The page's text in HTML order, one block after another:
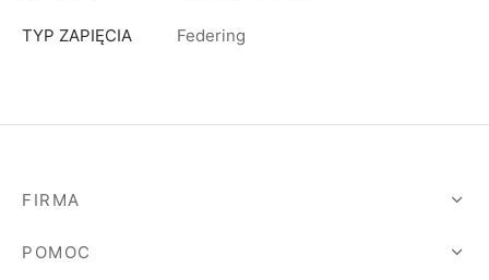
TYP ZAPIĘCIA Federing
POMOC
FIRMA